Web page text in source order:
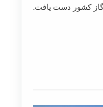
گاز کشور دست یافت.